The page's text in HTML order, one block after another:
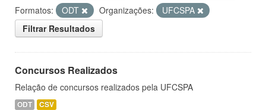
Formatos:
ODT Organizações:
UFCSPA
Filtrar Resultados
Concursos Realizados
Relação de concursos realizados pela UFCSPA
ODT CSV